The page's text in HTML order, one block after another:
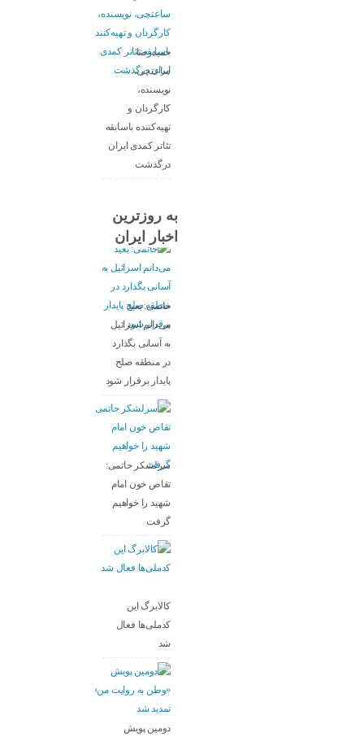
حمیدرضا
ساعتچی،
نویسنده،
کارگردان و
تهیه‌کننده باسابقه
تئاتر کمدی ایران
درگذشت
به روزترین
اخبار ایران
خاتمی: بعید
می‌دانم اسرائیل
به آسانی بگذارد
در منطقه صلح
پایدار برقرار شود
سرلشکر حاتمی:
تقاص خون امام
شهید را خواهیم
گرفت
کالابرگ این
کدملی‌ها فعال
شد
دومین پویش